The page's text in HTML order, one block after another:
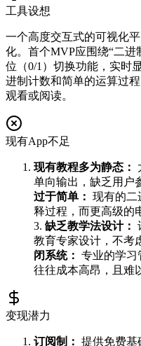
工具设想
一个高度交互式的可视化
化。首个MVP应围绕“二
位（0/1）切换功能，实时
进制计数和简单的运算过
观看或阅读。
现有App不足
现有教程多为静态：
单向输出，缺乏用户
过于简单： 现有的二
释过程，而更高级的
3. 缺乏教学法设计：
教育专家设计，不考
闭系统： 专业的学习
往往成本高昂，且难
变现潜力
订阅制： 提供免费基